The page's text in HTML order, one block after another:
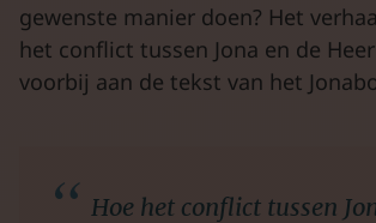
gewenste manier doen? Het
het conflict tussen Jona en de
voorbij aan de tekst van het
Hoe het conflict tussen